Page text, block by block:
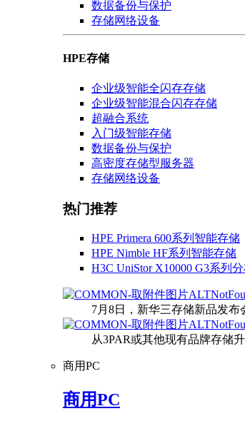
数据备份与保护
存储网络设备
HPE存储
企业级智能全闪存存储
企业级智能混合闪存存储
超融合系统
入门级智能存储
数据备份与保护
高密度存储型服务器
存储网络设备
热门推荐
HPE Primera 600系列智能存储
HPE Nimble HF系列智能存储
H3C UniStor X10000 G3系列
7月8日，新华三存储新品发
从3PAR或其他现有品牌存储
商用PC
商用PC